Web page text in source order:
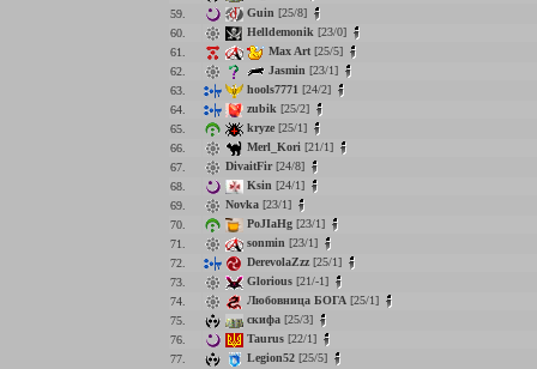
59.
Guin [25/8]
60.
Helldemonik [23/0]
61.
Max Art [25/5]
62.
Jasmin [23/1]
63.
hools7771 [24/2]
64.
zubik [25/2]
65.
kryze [25/1]
66.
Merl_Kori [21/1]
67.
DivaitFir[24/8]
68.
Ksin [24/1]
69.
Novka [23/1]
70.
PoJIaHg [23/1]
71.
sonmin [23/1]
72.
DerevolaZzz [25/1]
73.
Glorious [21/-1]
74.
Любовница БОГА [25/1]
75.
скифа [25/3]
76.
Taurus [22/1]
77.
Legion52 [25/5]